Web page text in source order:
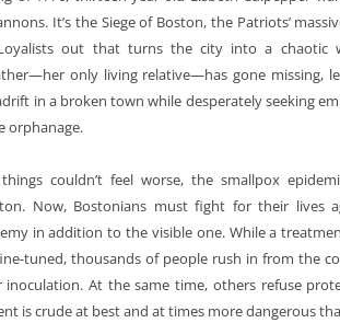
It’s the Siege of Boston, the Patriots’
out that turns the city into a chaotic
only living relative—has gone missing,
in a broken town while desperately seeking
orphanage.
couldn’t feel worse, the smallpox
Now, Bostonians must fight for their lives
in addition to the visible one. While a
tuned, thousands of people rush in from the
inoculation. At the same time, others refuse
is crude at best and at times more dangerous